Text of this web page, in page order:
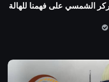
الشمسي على فهمنا للهالة